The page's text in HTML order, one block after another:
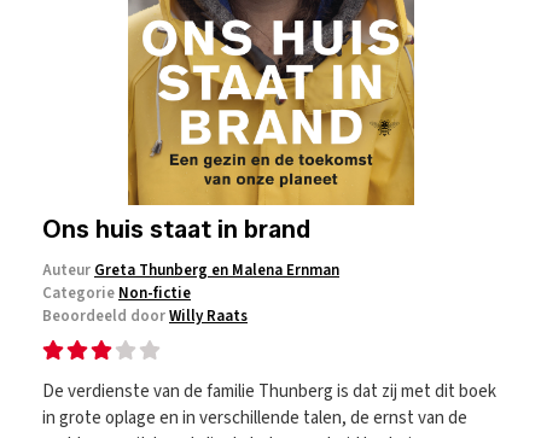
Ons huis staat in brand
Auteur Greta Thunberg en Malena Ernman
Categorie Non-fictie
Beoordeeld doorWilly Raats
De verdienste van de familie Thunberg is dat zij met dit boek
in grote oplage en in verschillende talen, de ernst van de